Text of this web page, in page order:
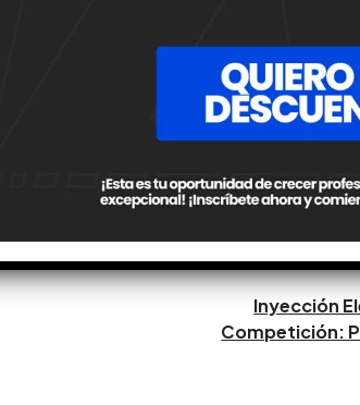
Inyección
Competición: